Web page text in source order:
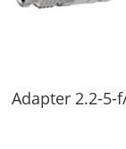
Adapter 2.2-5-